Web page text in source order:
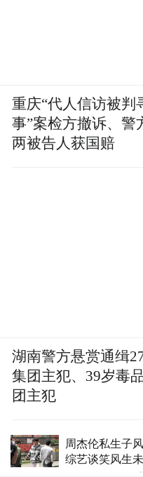
周杰伦私生子
综艺谈笑风生
重庆“代人信访被判
事”案检方撤诉、警
两被告人获国赔
湖南警方悬赏通缉
集团主犯、39岁毒
团主犯